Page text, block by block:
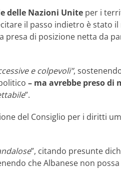
delle Nazioni Unite per i
il passo indietro è stato il
presa di posizione netta da
e colpevoli”,
– ma avrebbe preso di
”.
del Consiglio per i diritti
”, citando presunte
che Albanese non